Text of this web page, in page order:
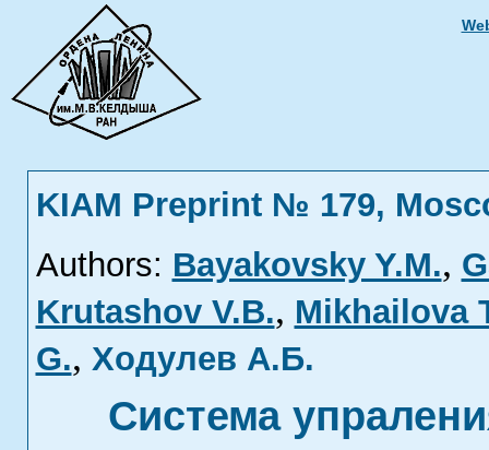
KIAM Preprint № 179,
Authors: Bayakovsky Y.М.,
Krutashov V.В., Mikhailova
G., Ходулев А.Б.
Система